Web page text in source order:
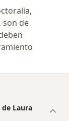
son de
de Laura